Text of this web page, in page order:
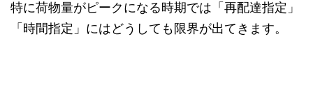
特に荷物量がピークになる時期では「再配達指定」
「時間指定」にはどうしても限界が出てきます。